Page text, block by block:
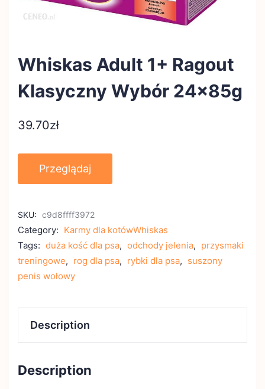
Whiskas Adult 1+ Ragout
Klasyczny Wybór 24x85g
39.70zł
Przeglądaj
SKU: c9d8ffff3972
Category: Karmy dla kotówWhiskas
Tags: duża kość dla psa, odchody jelenia, przysmaki
treningowe, rog dla psa, rybki dla psa, suszony
penis wołowy
Description
Description